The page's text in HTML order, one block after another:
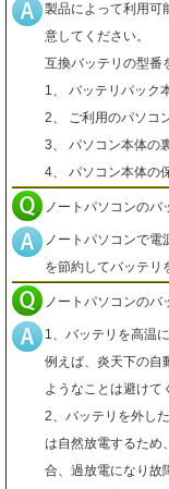
製品によって利用可
意してください。
互換バッテリの型番
1、 バッテリパック
2、 ご利用のパソコ
3、 パソコン本体の
4、 パソコン本体の
ノートパソコンのバ
ノートパソコンで電
を節約してバッテリ
ノートパソコンのバ
1、バッテリを高温
例えば、炎天下の自
ようなことは避けて
2、バッテリを外し
は自然放電するため
合、過放電になり故